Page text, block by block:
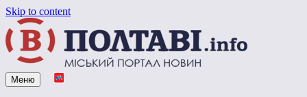
Skip to content
Vpoltave.info
Полтавський портал новин
Меню